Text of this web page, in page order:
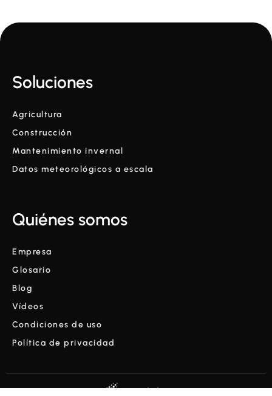
Soluciones
Agricultura
Construcción
Mantenimiento invernal
Datos meteorológicos a escala
Quiénes somos
Empresa
Glosario
Blog
Vídeos
Condiciones de uso
Política de privacidad